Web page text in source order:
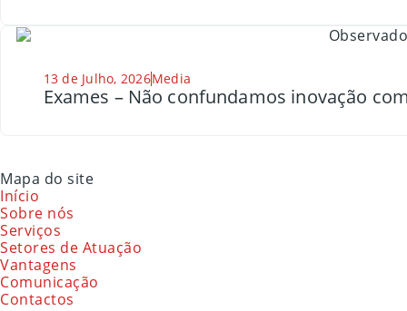
13 de Julho, 2026Media
Exames – Não confundamos inovação
Mapa do site
Início
Sobre nós
Serviços
Setores de Atuação
Vantagens
Comunicação
Contactos